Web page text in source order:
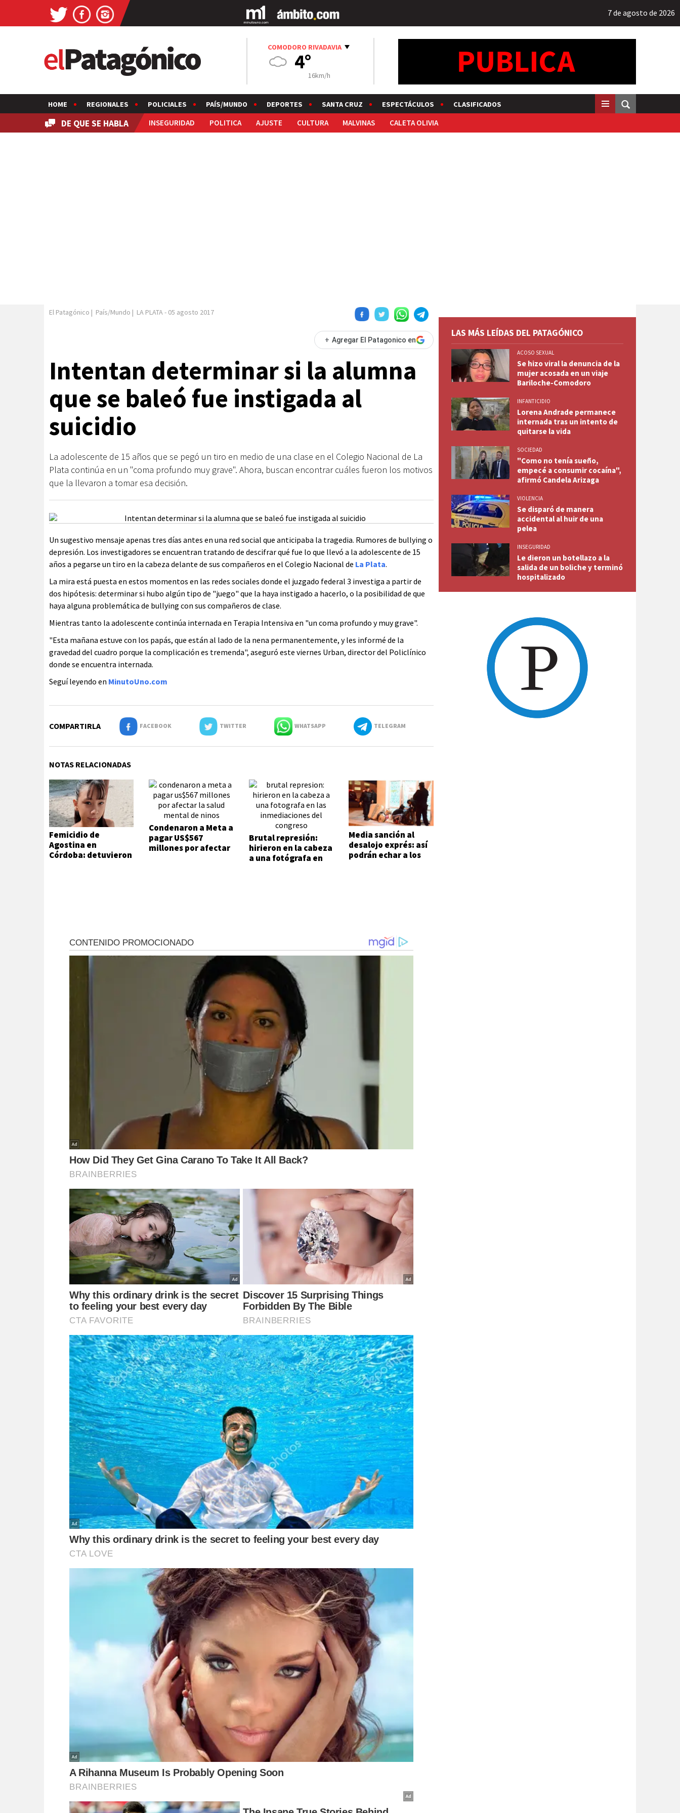
7 de agosto de 2026
COMODORO RIVADAVIA
4°
16km/h
HOME REGIONALES POLICIALES PAÍS/MUNDO DEPORTES SANTA CRUZ ESPECTÁCULOS CLASIFICADOS
DE QUE SE HABLA INSEGURIDAD POLITICA AJUSTE CULTURA MALVINAS CALETA OLIVIA
El Patagónico | País/Mundo | LA PLATA- 05 agosto 2017
+ Agregar El Patagonico en
Intentan determinar si la alumna
que se baleó fue instigada al
suicidio
La adolescente de 15 años que se pegó un tiro en medio de una clase en el Colegio Nacional de La
Plata continúa en un "coma profundo muy grave". Ahora, buscan encontrar cuáles fueron los motivos
que la llevaron a tomar esa decisión.
Un sugestivo mensaje apenas tres días antes en una red social que anticipaba la tragedia. Rumores de bullying o
depresión. Los investigadores se encuentran tratando de descifrar qué fue lo que llevó a la adolescente de 15
años a pegarse un tiro en la cabeza delante de sus compañeros en el Colegio Nacional de La Plata.
La mira está puesta en estos momentos en las redes sociales donde el juzgado federal 3 investiga a partir de
dos hipótesis: determinar si hubo algún tipo de "juego" que la haya instigado a hacerlo, o la posibilidad de que
haya alguna problemática de bullying con sus compañeros de clase.
Mientras tanto la adolescente continúa internada en Terapia Intensiva en "un coma profundo y muy grave".
"Esta mañana estuve con los papás, que están al lado de la nena permanentemente, y les informé de la
gravedad del cuadro porque la complicación es tremenda", aseguró este viernes Urban, director del Policlínico
donde se encuentra internada.
Seguí leyendo en MinutoUno.com
COMPARTIRLA FACEBOOK TWITTER WHATSAPP TELEGRAM
NOTAS RELACIONADAS
Femicidio de
Agostina en
Córdoba: detuvieron
Condenaron a Meta a
pagar US$567
millones por afectar
Brutal represión:
hirieron en la cabeza
a una fotógrafa en
Media sanción al
desalojo exprés: así
podrán echar a los
LAS MÁS LEÍDAS DEL PATAGÓNICO
ACOSO SEXUAL
Se hizo viral la denuncia de la
mujer acosada en un viaje
Bariloche-Comodoro
INFANTICIDIO
Lorena Andrade permanece
internada tras un intento de
quitarse la vida
SOCIEDAD
"Como no tenía sueño,
empecé a consumir cocaína",
afirmó Candela Arizaga
VIOLENCIA
Se disparó de manera
accidental al huir de una
pelea
INSEGURIDAD
Le dieron un botellazo a la
salida de un boliche y terminó
hospitalizado